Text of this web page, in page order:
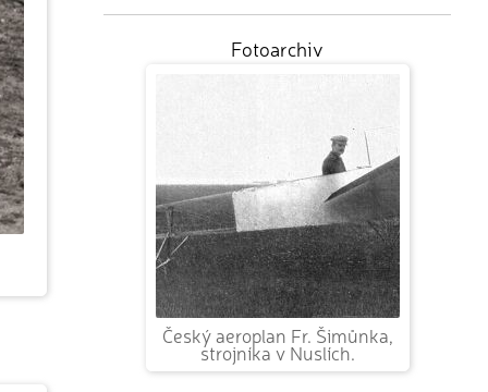
Fotoarchiv
Český aeroplan Fr. Šimůnka,
strojníka v Nuslích.